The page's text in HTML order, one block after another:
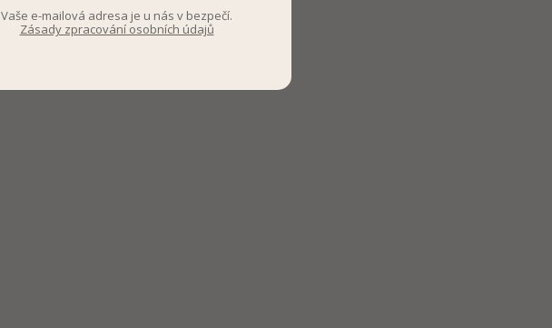
Vaše e-mailová adresa je u nás v bezpečí.
Zásady zpracování osobních údajů